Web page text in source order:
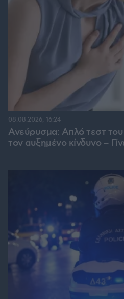
Ανεύρυσμα: Απλό τεστ του
τον αυξημένο κίνδυνο –
08.08.2026, 16:24